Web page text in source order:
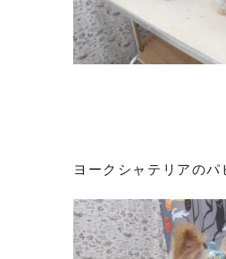
ヨークシャテリアのパ